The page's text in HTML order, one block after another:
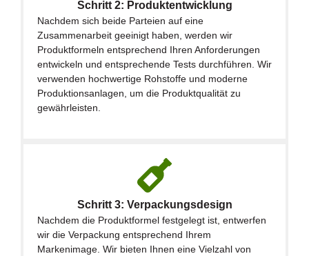
Schritt 2: Produktentwicklung
Nachdem sich beide Parteien auf eine
Zusammenarbeit geeinigt haben, werden wir
Produktformeln entsprechend Ihren Anforderungen
entwickeln und entsprechende Tests durchführen. Wir
verwenden hochwertige Rohstoffe und moderne
Produktionsanlagen, um die Produktqualität zu
gewährleisten.
Schritt 3: Verpackungsdesign
Nachdem die Produktformel festgelegt ist, entwerfen
wir die Verpackung entsprechend Ihrem
Markenimage. Wir bieten Ihnen eine Vielzahl von